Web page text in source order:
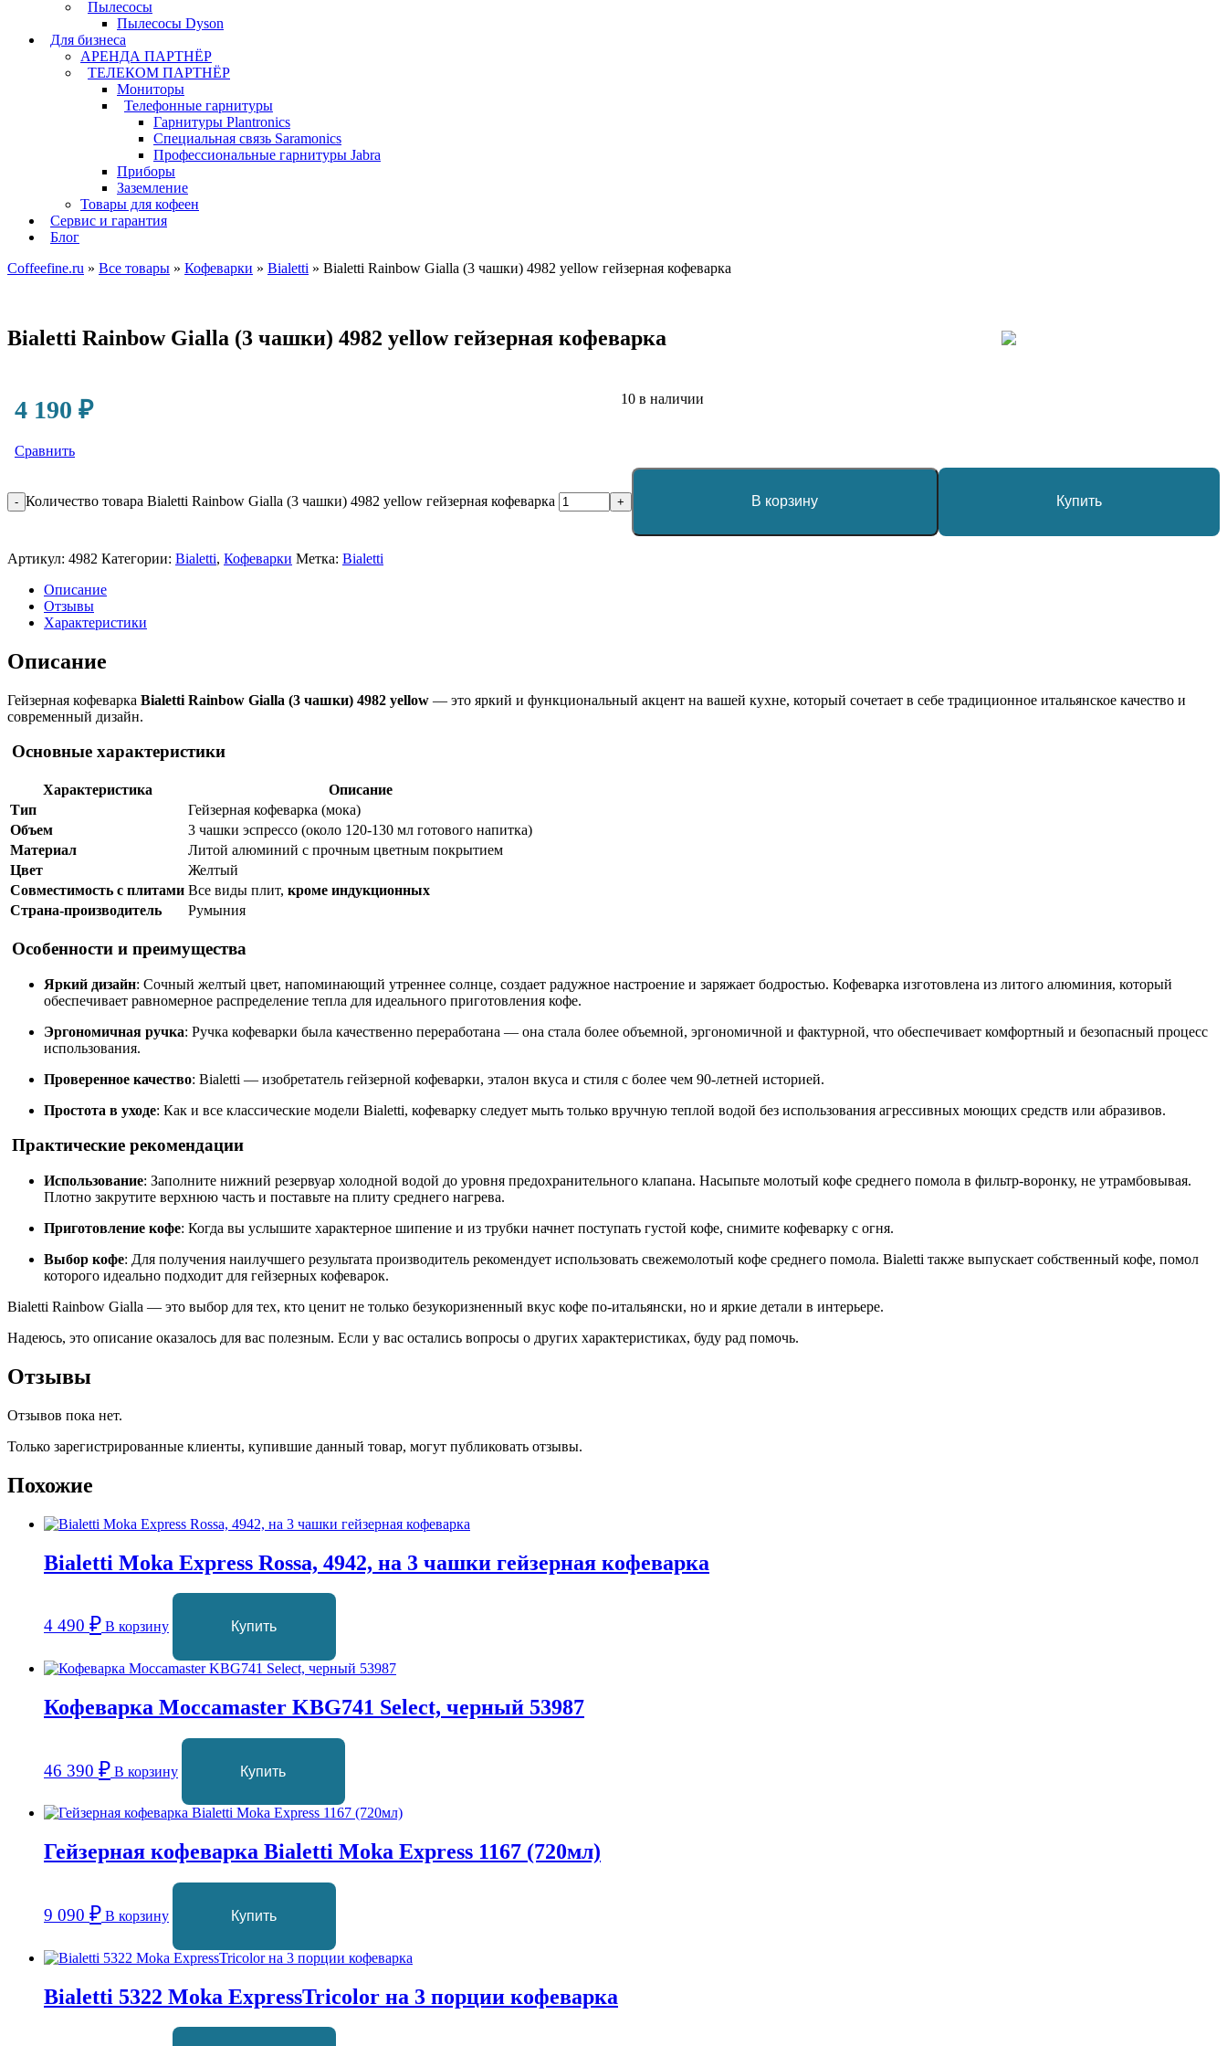
Пылесосы
Пылесосы Dyson
Для бизнеса
АРЕНДА ПАРТНЁР
ТЕЛЕКОМ ПАРТНЁР
Мониторы
Телефонные гарнитуры
Гарнитуры Plantronics
Специальная связь Saramonics
Профессиональные гарнитуры Jabra
Приборы
Заземление
Товары для кофеен
Сервис и гарантия
Блог
Coffeefine.ru » Все товары » Кофеварки » Bialetti » Bialetti Rainbow Gialla (3 чашки) 4982 yellow гейзерная кофеварка
Bialetti Rainbow Gialla (3 чашки) 4982 yellow гейзерная кофеварка
4 190 ₽
Сравнить
10 в наличии
- Количество товара Bialetti Rainbow Gialla (3 чашки) 4982 yellow гейзерная кофеварка + В корзину Купить
Артикул: 4982 Категории: Bialetti, Кофеварки Метка: Bialetti
Описание
Отзывы
Характеристики
Описание
Гейзерная кофеварка Bialetti Rainbow Gialla (3 чашки) 4982 yellow — это яркий и функциональный акцент на вашей кухне, который сочетает в себе традиционное итальянское качество и
современный дизайн.
Основные характеристики
Характеристика
Описание
Тип
Гейзерная кофеварка (мока)
Объем
3 чашки эспрессо (около 120-130 мл готового напитка)
Материал
Литой алюминий с прочным цветным покрытием
Цвет
Желтый
Совместимость с плитами Все виды плит, кроме индукционных
Страна-производитель
Румыния
Особенности и преимущества
Яркий дизайн: Сочный желтый цвет, напоминающий утреннее солнце, создает радужное настроение и заряжает бодростью. Кофеварка изготовлена из литого алюминия, который
обеспечивает равномерное распределение тепла для идеального приготовления кофе.
Эргономичная ручка: Ручка кофеварки была качественно переработана — она стала более объемной, эргономичной и фактурной, что обеспечивает комфортный и безопасный процесс
использования.
Проверенное качество: Bialetti — изобретатель гейзерной кофеварки, эталон вкуса и стиля с более чем 90-летней историей.
Простота в уходе: Как и все классические модели Bialetti, кофеварку следует мыть только вручную теплой водой без использования агрессивных моющих средств или абразивов.
Практические рекомендации
Использование: Заполните нижний резервуар холодной водой до уровня предохранительного клапана. Насыпьте молотый кофе среднего помола в фильтр-воронку, не утрамбовывая.
Плотно закрутите верхнюю часть и поставьте на плиту среднего нагрева.
Приготовление кофе: Когда вы услышите характерное шипение и из трубки начнет поступать густой кофе, снимите кофеварку с огня.
Выбор кофе: Для получения наилучшего результата производитель рекомендует использовать свежемолотый кофе среднего помола. Bialetti также выпускает собственный кофе, помол
которого идеально подходит для гейзерных кофеварок.
Bialetti Rainbow Gialla — это выбор для тех, кто ценит не только безукоризненный вкус кофе по-итальянски, но и яркие детали в интерьере.
Надеюсь, это описание оказалось для вас полезным. Если у вас остались вопросы о других характеристиках, буду рад помочь.
Отзывы
Отзывов пока нет.
Только зарегистрированные клиенты, купившие данный товар, могут публиковать отзывы.
Похожие
Bialetti Moka Express Rossa, 4942, на 3 чашки гейзерная кофеварка
4 490 ₽ В корзину Купить
Кофеварка Moccamaster KBG741 Select, черный 53987
46 390 ₽ В корзину Купить
Гейзерная кофеварка Bialetti Moka Express 1167 (720мл)
9 090 ₽ В корзину Купить
Bialetti 5322 Moka ExpressTricolor на 3 порции кофеварка